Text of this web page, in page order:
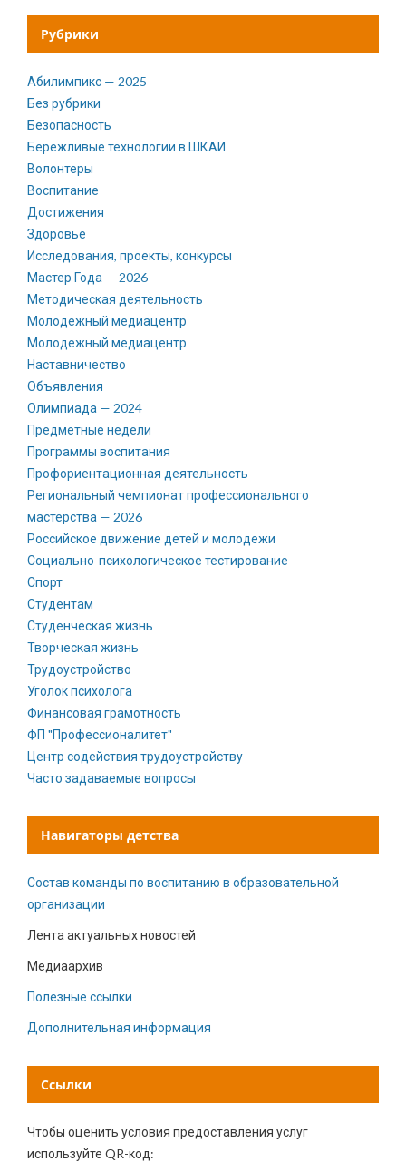
Рубрики
Абилимпикс — 2025
Без рубрики
Безопасность
Бережливые технологии в ШКАИ
Волонтеры
Воспитание
Достижения
Здоровье
Исследования, проекты, конкурсы
Мастер Года — 2026
Методическая деятельность
Молодежный медиацентр
Молодежный медиацентр
Наставничество
Объявления
Олимпиада — 2024
Предметные недели
Программы воспитания
Профориентационная деятельность
Региональный чемпионат профессионального
мастерства — 2026
Российское движение детей и молодежи
Социально-психологическое тестирование
Спорт
Студентам
Студенческая жизнь
Творческая жизнь
Трудоустройство
Уголок психолога
Финансовая грамотность
ФП "Профессионалитет"
Центр содействия трудоустройству
Часто задаваемые вопросы
Навигаторы детства
Состав команды по воспитанию в образовательной
организации
Лента актуальных новостей
Медиаархив
Полезные ссылки
Дополнительная информация
Ссылки
Чтобы оценить условия предоставления услуг
используйте QR-код: